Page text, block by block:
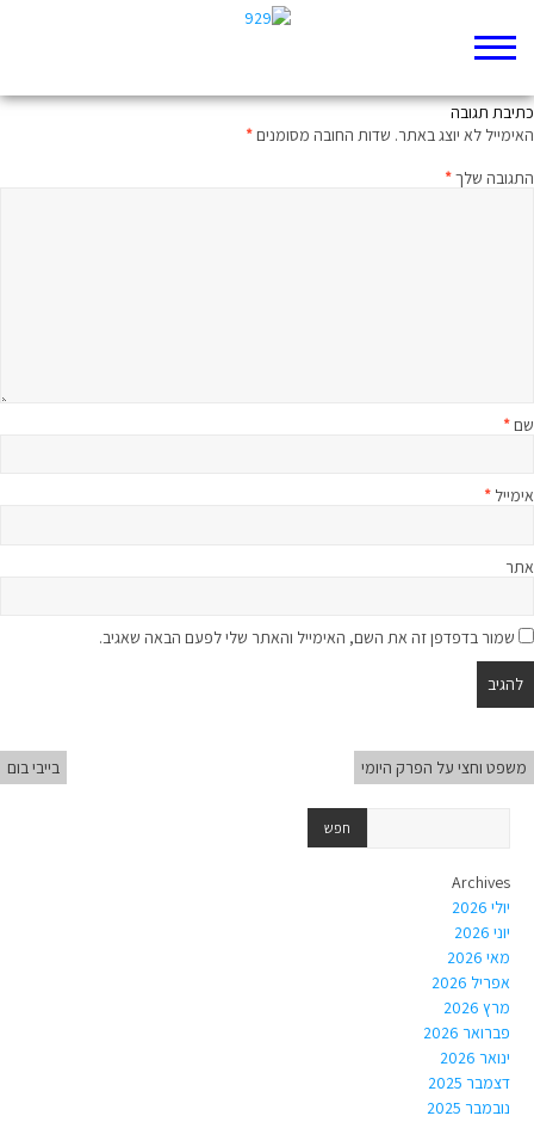
כתיבת תגובה
האימייל לא יוצג באתר. שדות החובה מסומנים*
התגובה שלך*
שם*
אימייל *
אתר
שמור בדפדפן זה את השם, האימייל והאתר שלי לפעם הבאה שאגיב.
משפט וחצי על הפרק היומי בייבי בום
Archives
יולי 2026
יוני 2026
מאי 2026
אפריל 2026
מרץ 2026
פברואר 2026
ינואר 2026
דצמבר 2025
נובמבר 2025